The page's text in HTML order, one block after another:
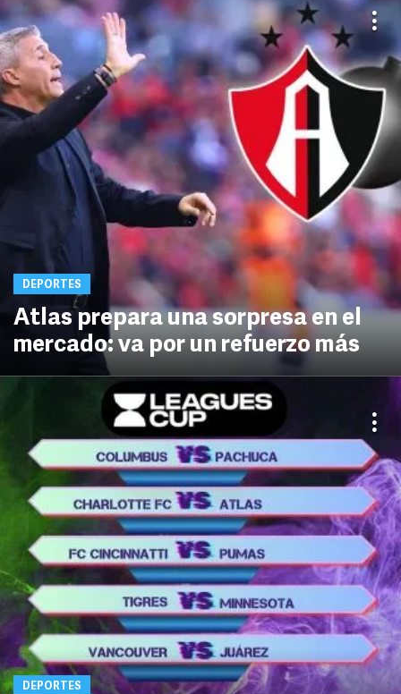
DEPORTES
Atlas prepara una sorpresa en el
mercado: va por un refuerzo más
DEPORTES